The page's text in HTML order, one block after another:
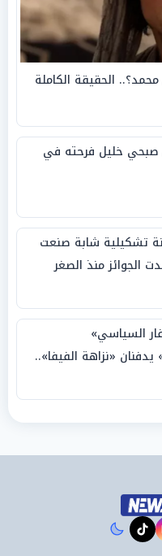
الحقيقة الكاملة
صبحي خليل فرحته في
تشكيلية شابة صنعت
الجوائز منذ الصغر
السياسي»
يدفنان «نزاهة الفيفا»..
tiktok